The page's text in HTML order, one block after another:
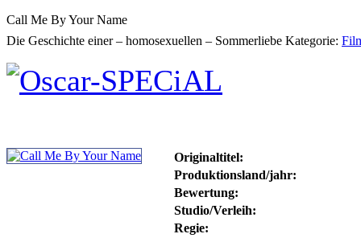
Call Me By Your Name
Die Geschichte einer – homosexuellen – Sommerliebe Kategorie:
Originaltitel:
Produktionsland/jahr:
Bewertung:
Studio/Verleih:
Regie: